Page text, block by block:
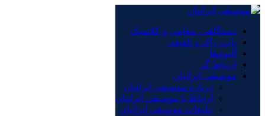
دستگاهی، مقامی و کلاسیک
پاپ، راک و تلفیقی
آلبوم‌ها
ارتباط گر
موسیقی ایرانیان
درباره موسیقی ایرانیان
ارتباط با موسیقی ایرانیان
تبلیغات موسیقی ایرانیان
×
دستگاهی، مقامی و کلاسیک
پاپ، راک و تلفیقی
آلبوم‌ها
ارتباط گر
موسیقی ایرانیان
درباره موسیقی ایرانیان
ارتباط با موسیقی ایرانیان